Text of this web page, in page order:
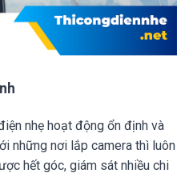
nhẹ hoạt động ổn định và
những nơi lắp camera thì luôn
hết góc, giám sát nhiều chi